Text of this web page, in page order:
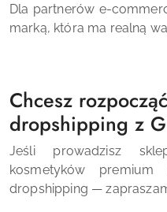
Dla partnerów e-
marką, która ma realną
Chcesz
dropshipping z
Jeśli prowadzisz
kosmetyków
dropshipping —